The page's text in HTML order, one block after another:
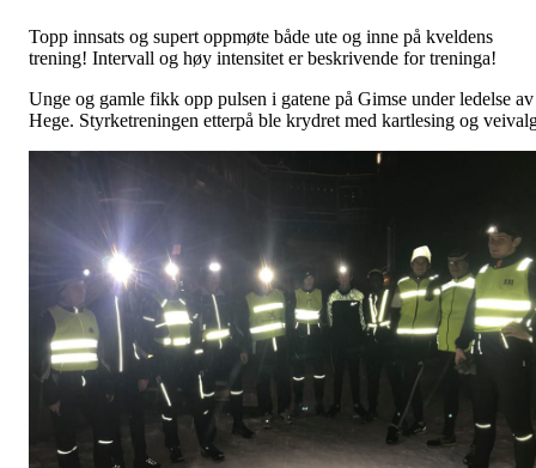
Topp innsats og supert oppmøte både ute og inne på kveldens
trening! Intervall og høy intensitet er beskrivende for treninga!
Unge og gamle fikk opp pulsen i gatene på Gimse under ledelse av
Hege. Styrketreningen etterpå ble krydret med kartlesing og